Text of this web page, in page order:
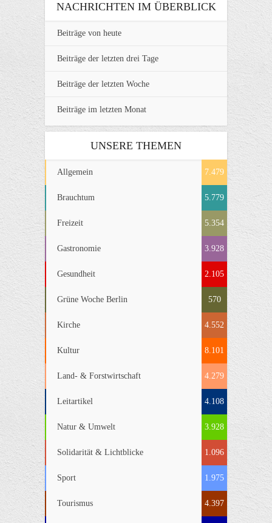
NACHRICHTEN IM ÜBERBLICK
Beiträge von heute
Beiträge der letzten drei Tage
Beiträge der letzten Woche
Beiträge im letzten Monat
UNSERE THEMEN
Allgemein 7.479
Brauchtum 5.779
Freizeit 5.354
Gastronomie 3.928
Gesundheit 2.105
Grüne Woche Berlin 570
Kirche 4.552
Kultur 8.101
Land- & Forstwirtschaft 4.279
Leitartikel 4.108
Natur & Umwelt 3.928
Solidarität & Lichtblicke 1.096
Sport 1.975
Tourismus 4.397